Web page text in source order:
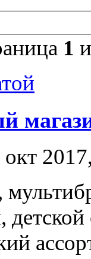
1
окт